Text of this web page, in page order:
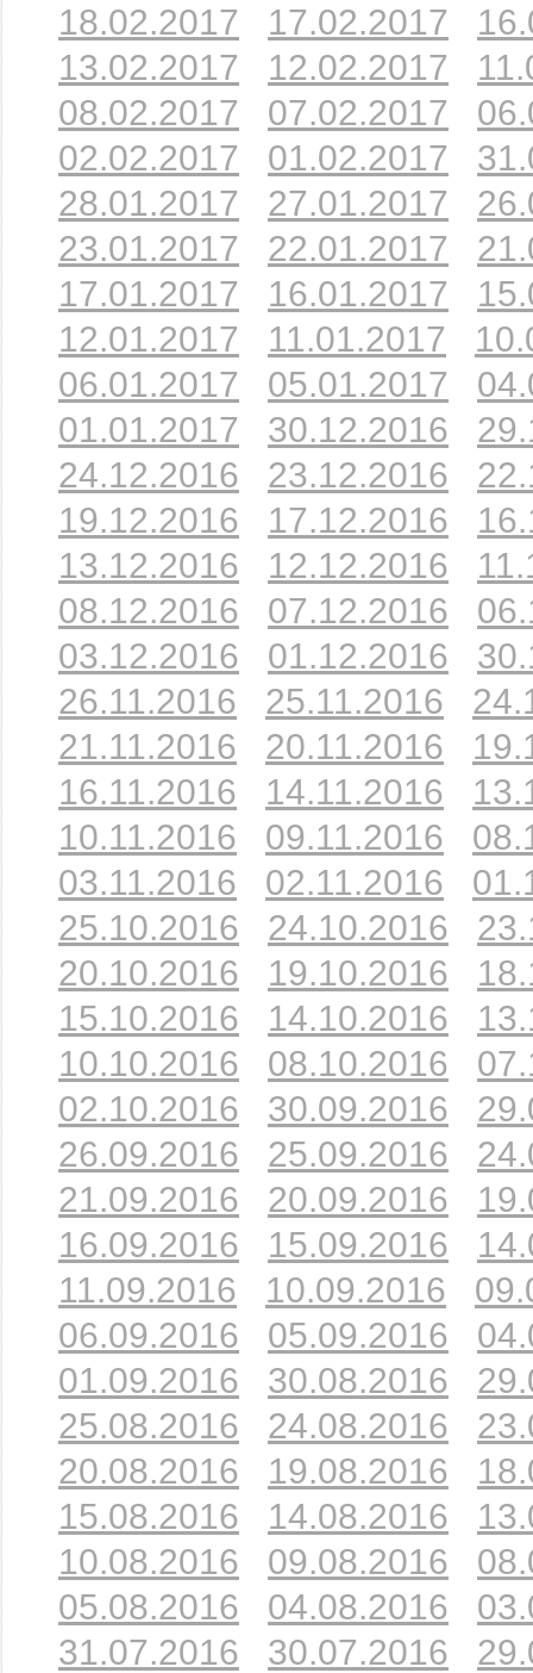
18.02.2017
17.02.2017
13.02.2017
12.02.2017
08.02.2017
07.02.2017
02.02.2017
01.02.2017
28.01.2017
27.01.2017
23.01.2017
22.01.2017
17.01.2017
16.01.2017
12.01.2017
11.01.2017
06.01.2017
05.01.2017
01.01.2017
30.12.2016
24.12.2016
23.12.2016
19.12.2016
17.12.2016
13.12.2016
12.12.2016
08.12.2016
07.12.2016
03.12.2016
01.12.2016
26.11.2016
25.11.2016
21.11.2016
20.11.2016
16.11.2016
14.11.2016
10.11.2016
09.11.2016
03.11.2016
02.11.2016
25.10.2016
24.10.2016
20.10.2016
19.10.2016
15.10.2016
14.10.2016
10.10.2016
08.10.2016
02.10.2016
30.09.2016
26.09.2016
25.09.2016
21.09.2016
20.09.2016
16.09.2016
15.09.2016
11.09.2016
10.09.2016
06.09.2016
05.09.2016
01.09.2016
30.08.2016
25.08.2016
24.08.2016
20.08.2016
19.08.2016
15.08.2016
14.08.2016
10.08.2016
09.08.2016
05.08.2016
04.08.2016
31.07.2016
30.07.2016